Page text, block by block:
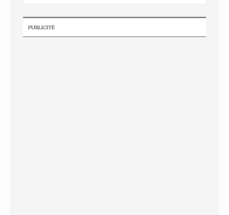
PUBLICITÉ